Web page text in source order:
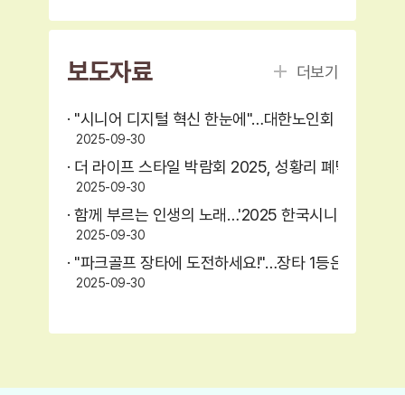
보도자료 더보기
2025-09-30
· 더 라이프 스타일 박람회 2025, 성황리 폐막
2025-09-30
· 함께 부르는 인생의 노래…'2025 한국시니어합창제'
2025-09-30
· "파크골프 장타에 도전하세요!"…장타 1등은 골프채
2025-09-30